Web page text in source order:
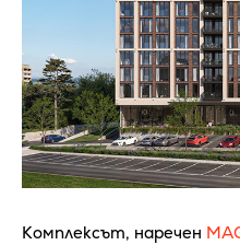
Комплексът, наречен